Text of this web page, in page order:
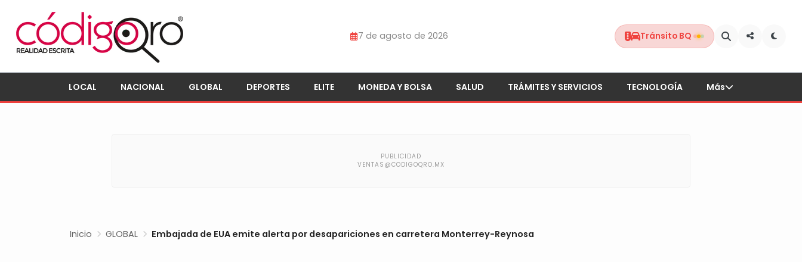
7 de agosto de 2026 Tránsito BQ
LOCAL NACIONAL GLOBAL DEPORTES ELITE MONEDA Y BOLSA SALUD TRÁMITES Y SERVICIOS TECNOLOGÍA Más
Inicio GLOBAL Embajada de EUA emite alerta por desapariciones en carretera Monterrey-Reynosa